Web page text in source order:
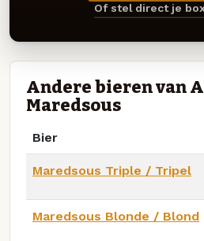
Of stel direct je
Andere bieren van
Maredsous
Bier
Maredsous Triple / Tripel
Maredsous Blonde / Blond